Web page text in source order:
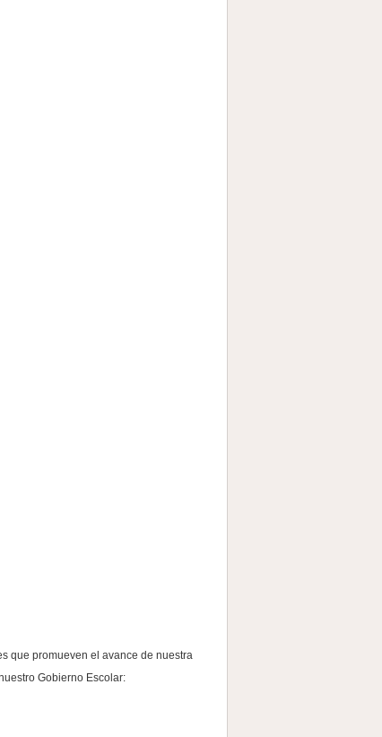
que promueven el avance de nuestra
Gobierno Escolar: